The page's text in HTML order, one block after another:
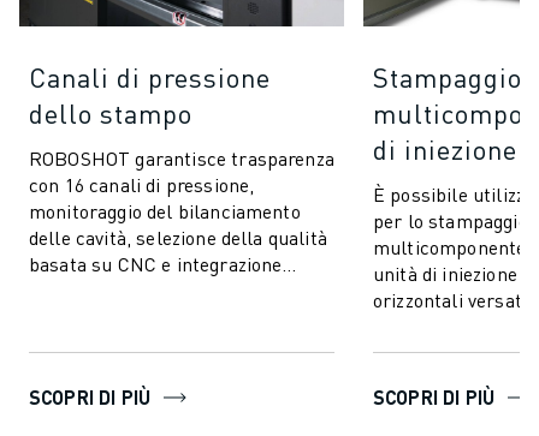
Canali di pressione
dello stampo
ROBOSHOT garantisce trasparenza
con 16 canali di pressione,
monitoraggio del bilanciamento
delle cavità, selezione della qualità
basata su CNC e integrazione
SCOPRI DI PIÙ
Stampaggio
di iniezione
È possibile
per lo stampaggio
multicomponente
unità di iniezione
orizzontali
stampaggio av...
SCOPRI DI PIÙ